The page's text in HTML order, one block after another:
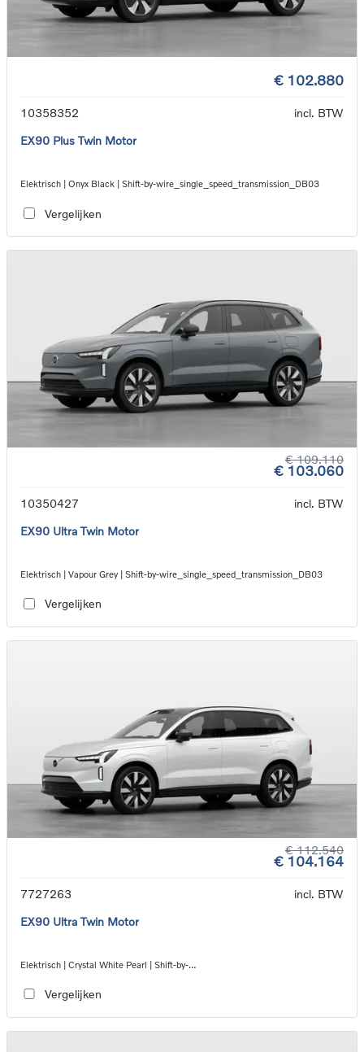
€ 102.880
10358352
incl. BTW
EX90 Plus Twin Motor
Elektrisch | Onyx Black | Shift-by-wire_single_speed_transmission_DB03
Vergelijken
€ 109.110
€ 103.060
10350427
incl. BTW
EX90 Ultra Twin Motor
Elektrisch | Vapour Grey | Shift-by-wire_single_speed_transmission_DB03
Vergelijken
€ 112.540
€ 104.164
7727263
incl. BTW
EX90 Ultra Twin Motor
Elektrisch | Crystal White Pearl | Shift-by-
Vergelijken